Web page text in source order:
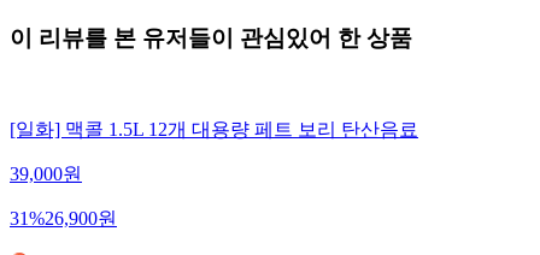
이 리뷰를 본 유저들이 관심있어 한 상품
[일화] 맥콜 1.5L 12개 대용량 페트 보리 탄산음료
39,000원
31%26,900원